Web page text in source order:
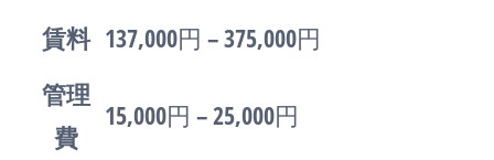
賃料 137,000円 – 375,000円
管理
費
15,000円 – 25,000円